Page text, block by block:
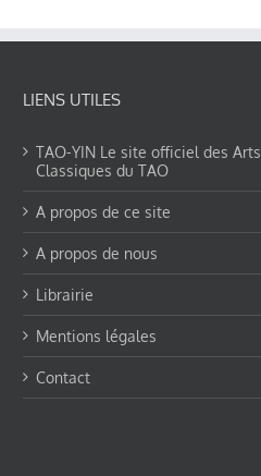
LIENS UTILES
TAO-YIN Le site officiel des Arts
Classiques du TAO
A propos de ce site
A propos de nous
Librairie
Mentions légales
Contact